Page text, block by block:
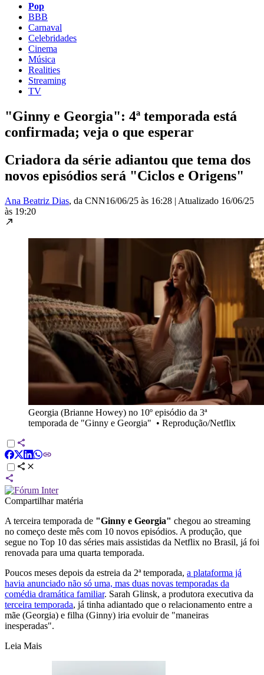
Pop
BBB
Carnaval
Celebridades
Cinema
Música
Realities
Streaming
TV
"Ginny e Georgia": 4ª temporada está
confirmada; veja o que esperar
Criadora da série adiantou que tema dos
novos episódios será "Ciclos e Origens"
Ana Beatriz Dias, da CNN16/06/25 às 16:28 | Atualizado 16/06/25
às 19:20
Georgia (Brianne Howey) no 10º episódio da 3ª
temporada de "Ginny e Georgia" • Reprodução/Netflix
Compartilhar matéria
A terceira temporada de "Ginny e Georgia" chegou ao streaming
no começo deste mês com 10 novos episódios. A produção, que
segue no Top 10 das séries mais assistidas da Netflix no Brasil, já foi
renovada para uma quarta temporada.
Poucos meses depois da estreia da 2ª temporada, a plataforma já
havia anunciado não só uma, mas duas novas temporadas da
comédia dramática familiar. Sarah Glinsk, a produtora executiva da
terceira temporada, já tinha adiantado que o relacionamento entre a
mãe (Georgia) e filha (Ginny) iria evoluir de "maneiras
inesperadas".
Leia Mais